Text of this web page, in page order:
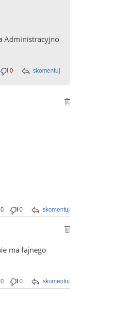
Administracyjno
skomentuj
0
skomentuj
0 0
ma fajnego
skomentuj
0 0